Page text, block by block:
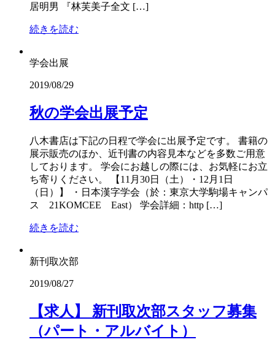
居明男 『林芙美子全文 […]
続きを読む
学会出展
2019/08/29
秋の学会出展予定
八木書店は下記の日程で学会に出展予定です。 書籍の
展示販売のほか、近刊書の内容見本などを多数ご用意
しております。 学会にお越しの際には、お気軽にお立
ち寄りください。 【11月30日（土）・12月1日
（日）】 ・日本漢字学会（於：東京大学駒場キャンパ
ス 21KOMCEE East） 学会詳細：http […]
続きを読む
新刊取次部
2019/08/27
【求人】 新刊取次部スタッフ募集
（パート・アルバイト）